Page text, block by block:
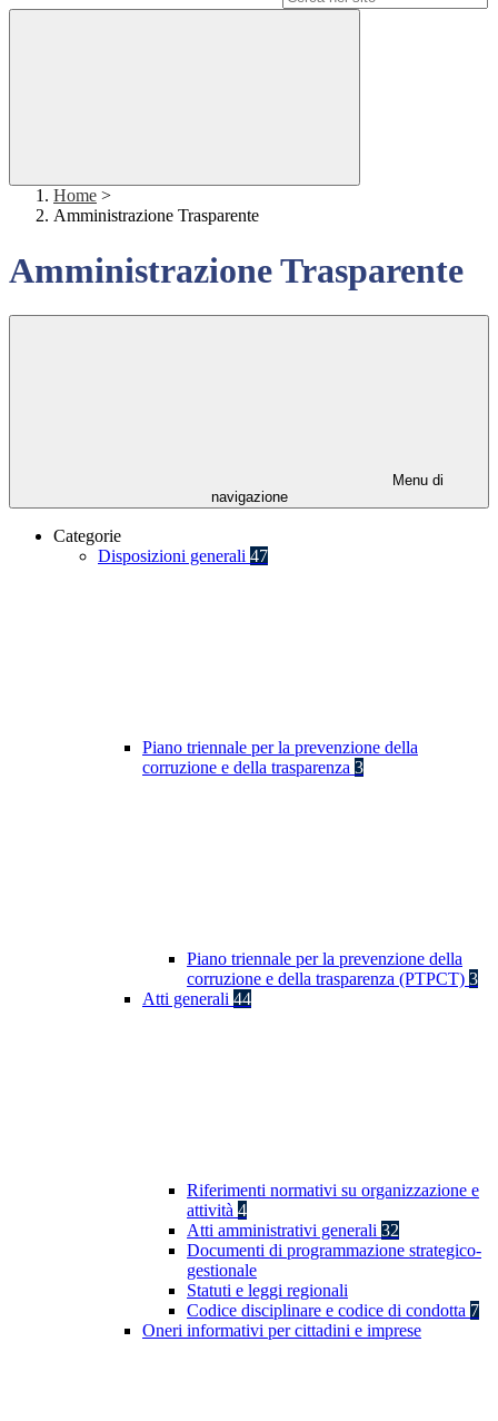
Home >
Amministrazione Trasparente
Amministrazione Trasparente
Menu di
navigazione
Categorie
Disposizioni generali 47
Piano triennale per la prevenzione della
corruzione e della trasparenza 3
Piano triennale per la prevenzione della
corruzione e della trasparenza (PTPCT) 3
Atti generali 44
Riferimenti normativi su organizzazione e
attività 4
Atti amministrativi generali 32
Documenti di programmazione strategico-
gestionale
Statuti e leggi regionali
Codice disciplinare e codice di condotta 7
Oneri informativi per cittadini e imprese